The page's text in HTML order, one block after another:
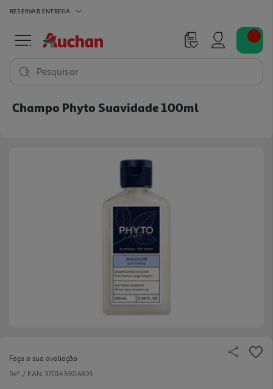
RESERVAR ENTREGA
Pesquisar
Champo Phyto Suavidade 100ml
Faça a sua avaliação
Ref. / EAN: 3701436916893